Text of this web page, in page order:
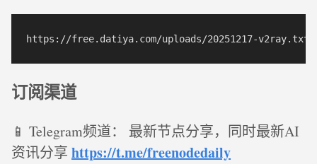
订阅渠道
📱 Telegram频道： 最新节点分享，同时最新AI
资讯分享 https://t.me/freenodedaily